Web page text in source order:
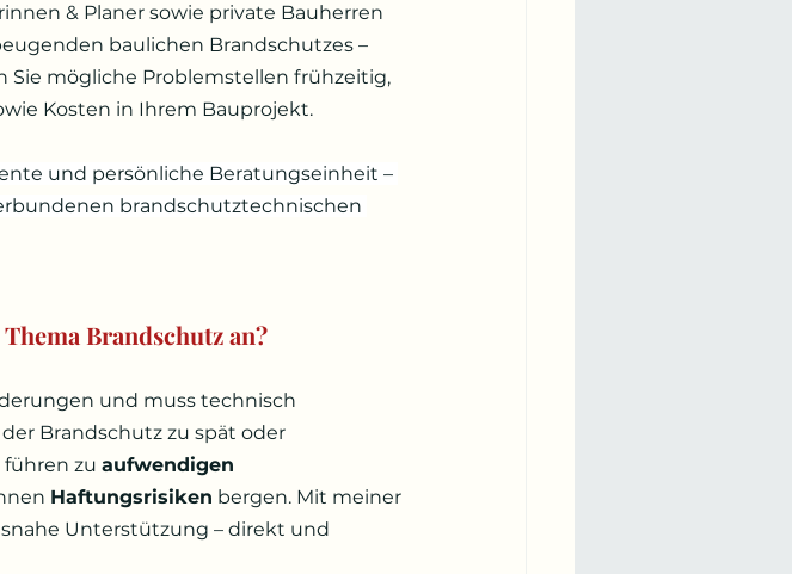
& Planer sowie private Bauherren
baulichen Brandschutzes –
Sie mögliche Problemstellen frühzeitig,
Kosten in Ihrem Bauprojekt.
und persönliche Beratungseinheit –
brandschutztechnischen
Brandschutz an?
und muss technisch
Brandschutz zu spät oder
zu aufwendigen
Haftungsrisiken bergen. Mit meiner
Unterstützung – direkt und